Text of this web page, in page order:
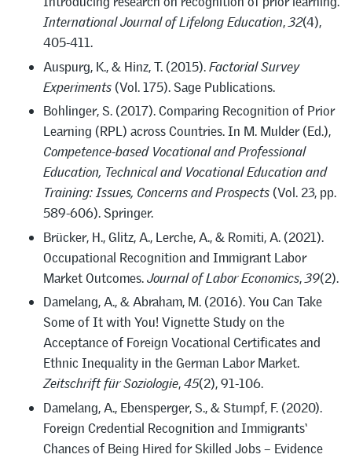
International Journal of Lifelong Education,32(4),
405-411.
Auspurg, K., & Hinz, T. (2015).Factorial Survey
Experiments (Vol. 175). Sage Publications.
Bohlinger, S. (2017). Comparing Recognition of Prior
Learning (RPL) across Countries. In M. Mulder (Ed.),
Competence-based Vocational and Professional
Education, Technical and Vocational Education and
Training: Issues, Concerns and Prospects (Vol. 23, pp.
589-606). Springer.
Brücker, H., Glitz, A., Lerche, A., & Romiti, A. (2021).
Occupational Recognition and Immigrant Labor
Market Outcomes.Journal of Labor Economics,39(2).
Damelang, A., & Abraham, M. (2016). You Can Take
Some of It with You! Vignette Study on the
Acceptance of Foreign Vocational Certificates and
Ethnic Inequality in the German Labor Market.
Zeitschrift für Soziologie,45(2), 91-106.
Damelang, A., Ebensperger, S., & Stumpf, F. (2020).
Foreign Credential Recognition and Immigrants‘
Chances of Being Hired for Skilled Jobs – Evidence